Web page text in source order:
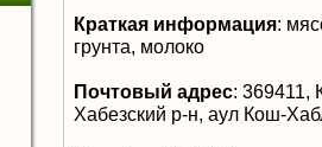
Краткая информация:
грунта, молоко
Почтовый адрес: 369411,
Хабезский р-н, аул Кош-